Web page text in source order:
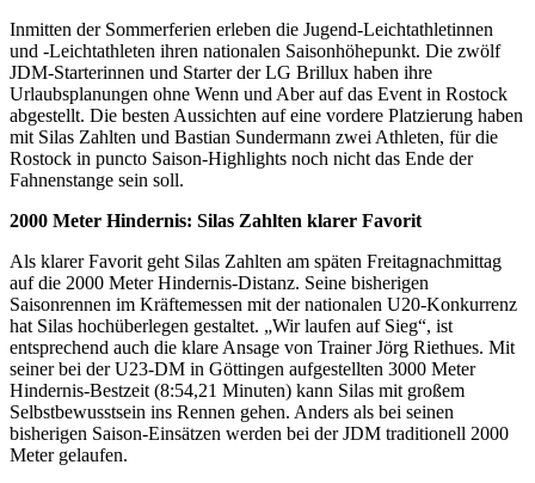
Inmitten der Sommerferien erleben die Jugend-Leichtathletinnen
und -Leichtathleten ihren nationalen Saisonhöhepunkt. Die zwölf
JDM-Starterinnen und Starter der LG Brillux haben ihre
Urlaubsplanungen ohne Wenn und Aber auf das Event in Rostock
abgestellt. Die besten Aussichten auf eine vordere Platzierung haben
mit Silas Zahlten und Bastian Sundermann zwei Athleten, für die
Rostock in puncto Saison-Highlights noch nicht das Ende der
Fahnenstange sein soll.
2000 Meter Hindernis: Silas Zahlten klarer Favorit
Als klarer Favorit geht Silas Zahlten am späten Freitagnachmittag
auf die 2000 Meter Hindernis-Distanz. Seine bisherigen
Saisonrennen im Kräftemessen mit der nationalen U20-Konkurrenz
hat Silas hochüberlegen gestaltet. „Wir laufen auf Sieg“, ist
entsprechend auch die klare Ansage von Trainer Jörg Riethues. Mit
seiner bei der U23-DM in Göttingen aufgestellten 3000 Meter
Hindernis-Bestzeit (8:54,21 Minuten) kann Silas mit großem
Selbstbewusstsein ins Rennen gehen. Anders als bei seinen
bisherigen Saison-Einsätzen werden bei der JDM traditionell 2000
Meter gelaufen.